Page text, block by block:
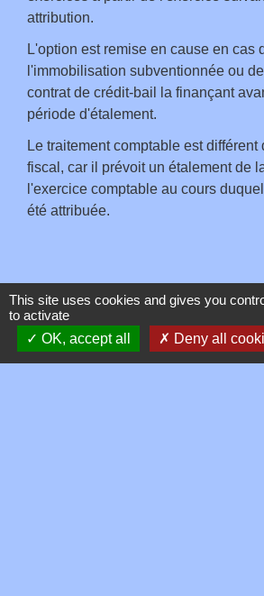
attribution.
L'option est remise en cause en cas
l'immobilisation subventionnée ou
contrat de crédit-bail la finançant
période d'étalement.
Le traitement comptable est différent
fiscal, car il prévoit un étalement de
l'exercice comptable au cours
été attribuée.
Textes de référence
Signaler une
This site uses cookies and gives you
to activate
OK, accept all
Deny all